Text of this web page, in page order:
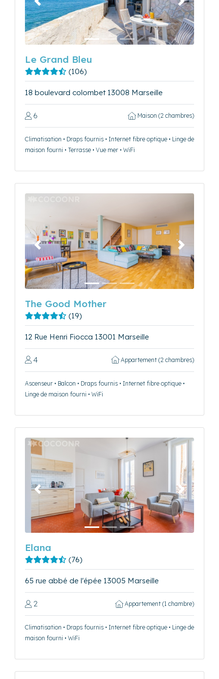
Précédent Suivant
Le Grand Bleu
(106)
18 boulevard colombet 13008 Marseille
6 Maison (2 chambres)
Climatisation • Draps fournis • Internet fibre optique • Linge de
maison fourni • Terrasse • Vue mer • WiFi
Précédent Suivant
The Good Mother
(19)
12 Rue Henri Fiocca 13001 Marseille
4 Appartement (2 chambres)
Ascenseur • Balcon • Draps fournis • Internet fibre optique •
Linge de maison fourni • WiFi
Précédent Suivant
Elana
(76)
65 rue abbé de l'épée 13005 Marseille
2 Appartement (1 chambre)
Climatisation • Draps fournis • Internet fibre optique • Linge de
maison fourni • WiFi